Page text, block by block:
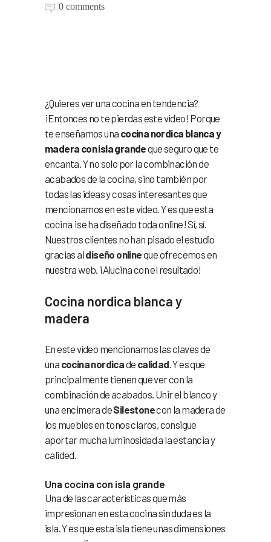
0 comments
¿Quieres ver una cocina en tendencia?
¡Entonces no te pierdas este video! Porque
te enseñamos una cocina nordica blanca y
madera con isla grandeque seguro que te
encanta. Y no solo por la combinación de
acabados de la cocina, sino también por
todas las ideas y cosas interesantes que
mencionamos en este vídeo. Y es que esta
cocina ¡se ha diseñado toda online! Sí, sí.
Nuestros clientes no han pisado el estudio
gracias aldiseño onlineque ofrecemos en
nuestra web. ¡Alucina con el resultado!
Cocina nordica blanca y
madera
En este vídeo mencionamos las claves de
una cocina nordicade calidad . Y es que
principalmente tienen que ver con la
combinación de acabados. Unir el blanco y
una encimera deSilestonecon la madera de
los muebles en tonos claros, consigue
aportar mucha luminosidad a la estancia y
calided.
Una cocina con isla grande
Una de las características que más
impresionan en esta cocina sin duda es la
isla. Y es que esta isla tiene unas dimensiones